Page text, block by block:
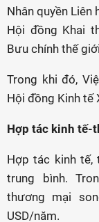
Nhân quyền Liên
Hội đồng Khai
Bưu chính thế
Trong khi đó,
Hội đồng Kinh tế
Hợp tác kinh tế-
Hợp tác kinh
trung bình.
thương mại
USD/năm.